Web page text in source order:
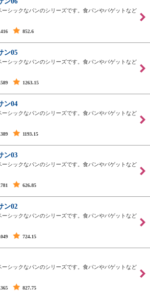
ーシックなパンのシリーズです。食パンやバゲットなど
852.6
ン05
ーシックなパンのシリーズです。食パンやバゲットなど
1263.15
ン04
ーシックなパンのシリーズです。食パンやバゲットなど
1193.15
ン03
ーシックなパンのシリーズです。食パンやバゲットなど
626.85
ン02
ーシックなパンのシリーズです。食パンやバゲットなど
724.15
ーシックなパンのシリーズです。食パンやバゲットなど
827.75